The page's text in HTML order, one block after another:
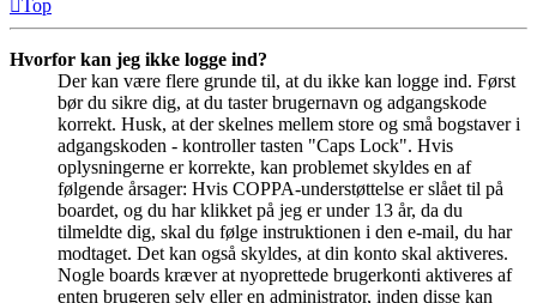
Top
Hvorfor kan jeg ikke logge ind?
Der kan være flere grunde til, at du ikke kan logge ind. Først
bør du sikre dig, at du taster brugernavn og adgangskode
korrekt. Husk, at der skelnes mellem store og små bogstaver i
adgangskoden - kontroller tasten "Caps Lock". Hvis
oplysningerne er korrekte, kan problemet skyldes en af
følgende årsager: Hvis COPPA-understøttelse er slået til på
boardet, og du har klikket på jeg er under 13 år, da du
tilmeldte dig, skal du følge instruktionen i den e-mail, du har
modtaget. Det kan også skyldes, at din konto skal aktiveres.
Nogle boards kræver at nyoprettede brugerkonti aktiveres af
enten brugeren selv eller en administrator, inden disse kan